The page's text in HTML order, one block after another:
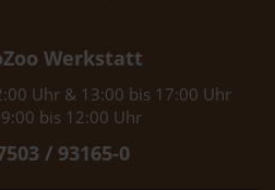
Werkstatt
Uhr & 13:00 bis 17:00 Uhr
bis 12:00 Uhr
/ 93165-0